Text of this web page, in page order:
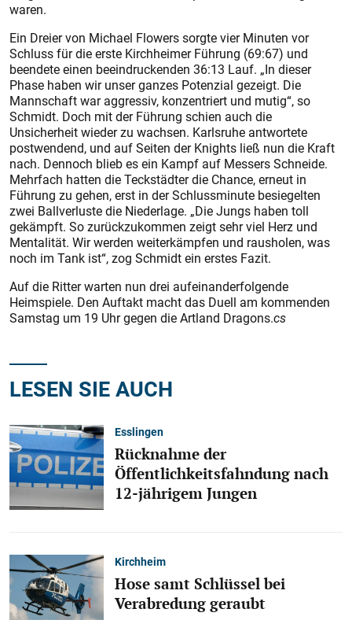
waren.
Ein Dreier von Michael Flowers sorgte vier Minuten vor
Schluss für die erste Kirchheimer Führung (69:67) und
beendete einen beeindruckenden 36:13 Lauf. „In dieser
Phase haben wir unser ganzes Potenzial gezeigt. Die
Mannschaft war aggressiv, konzentriert und mutig“, so
Schmidt. Doch mit der Führung schien auch die
Unsicherheit wieder zu wachsen. Karlsruhe antwortete
postwendend, und auf Seiten der Knights ließ nun die Kraft
nach. Dennoch blieb es ein Kampf auf Messers Schneide.
Mehrfach hatten die Teckstädter die Chance, erneut in
Führung zu gehen, erst in der Schlussminute besiegelten
zwei Ballverluste die Niederlage. „Die Jungs haben toll
gekämpft. So zurückzukommen zeigt sehr viel Herz und
Mentalität. Wir werden weiterkämpfen und rausholen, was
noch im Tank ist“, zog Schmidt ein erstes Fazit.
Auf die Ritter warten nun drei aufeinanderfolgende
Heimspiele. Den Auftakt macht das Duell am kommenden
Samstag um 19 Uhr gegen die Artland Dragons.cs
LESEN SIE AUCH
Esslingen
Rücknahme der
Öffentlichkeitsfahndung nach
12-jährigem Jungen
Kirchheim
Hose samt Schlüssel bei
Verabredung geraubt